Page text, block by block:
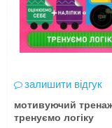
залишити відгук
мотивуючий
тренуємо логіку